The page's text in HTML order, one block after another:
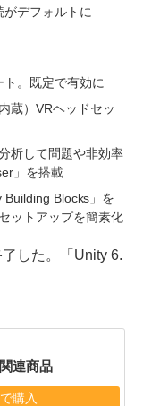
デフォルトに
ト。既定で有効に
蔵）VRヘッドセッ
析して問題や非効率
」を搭載
Blocks」を
ットアップを簡素化
した。「Unity 6.
連商品
購入